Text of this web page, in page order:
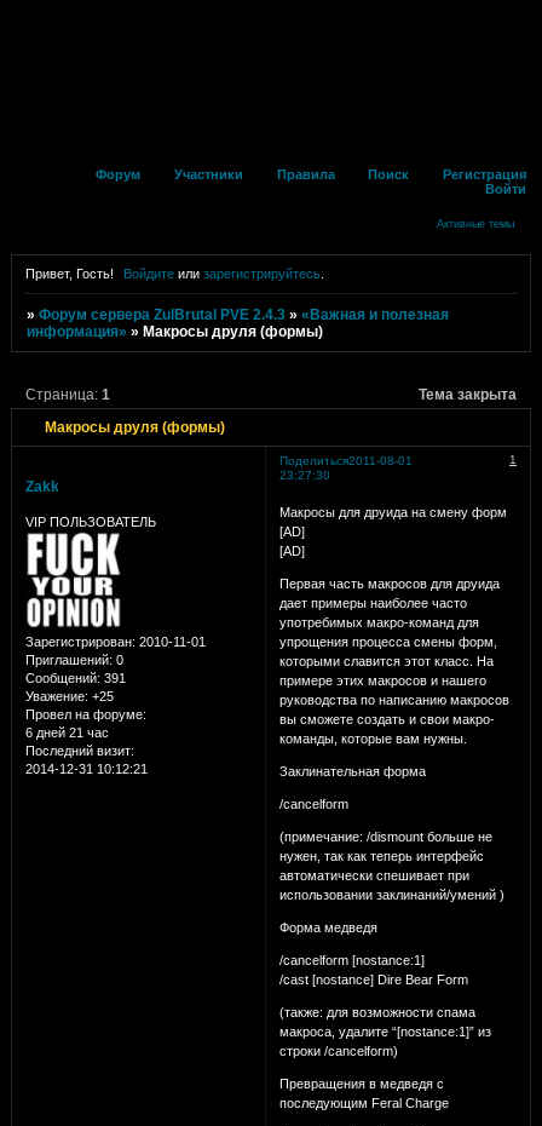
Форум Участники Правила Поиск
Регистрация
Войти
Активные темы
Привет, Гость! Войдите илизарегистрируйтесь
»Форум сервера ZulBrutal PVE 2.4.3 »«Важная и полезная
информация» »Макросы друля (формы)
Макросы друля (формы)
Страница:1 Тема закрыта
Поделиться 1
2011-08-01
23:27:30
Zakk
VIP ПОЛЬЗОВАТЕЛЬ
Зарегистрирован: 2010-11-01
Приглашений: 0
Сообщений: 391
Уважение: +25
Провел на форуме:
6 дней 21 час
Последний визит:
2014-12-31 10:12:21
Макросы для друида на смену форм
[AD]
[AD]
Первая часть макросов для друида
дает примеры наиболее часто
употребимых макро-команд для
упрощения процесса смены форм,
которыми славится этот класс. На
примере этих макросов и нашего
руководства по написанию макросов
вы сможете создать и свои макро-
команды, которые вам нужны.
Заклинательная форма
/cancelform
(примечание: /dismount больше не
нужен, так как теперь интерфейс
автоматически спешивает при
использовании заклинаний/умений )
Форма медведя
/cancelform [nostance:1]
/cast [nostance] Dire Bear Form
(также: для возможности спама
макроса, удалите “[nostance:1]” из
строки /cancelform)
Превращения в медведя с
последующим Feral Charge